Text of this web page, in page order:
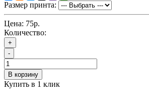
Размер принта:
Цена: 75р.
Количество:
+
-
В корзину
Купить в 1 клик